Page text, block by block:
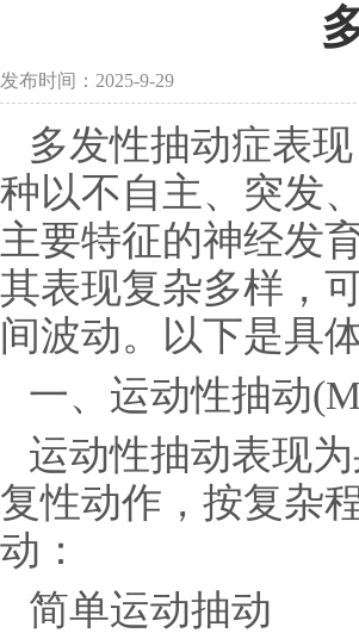
发布时间：2025-9-29
多发性抽动症表
种以不自主、突发
主要特征的神经发
其表现复杂多样，
间波动。以下是具
一、运动性抽动
运动性抽动表现
复性动作，按复杂
动：
简单运动抽动